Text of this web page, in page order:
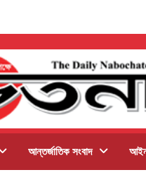
আন্তর্জাতিক সংবাদ